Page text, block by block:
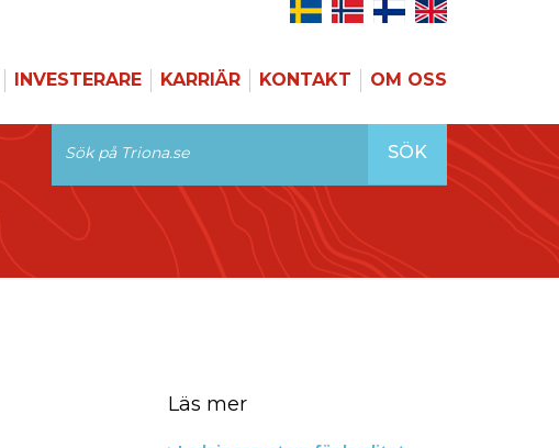
INVESTERARE KARRIÄR KONTAKT OM OSS
SÖK
Läs mer